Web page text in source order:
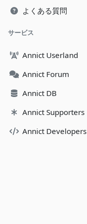
よくある質問
サービス
Annict Userland
Annict Forum
Annict DB
Annict Supporters
Annict Developers